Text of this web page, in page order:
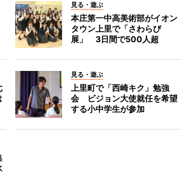
見る・遊ぶ
本庄第一中高美術部がイオン
タウン上里で「さわらび
展」 3日間で500人超
見る・遊ぶ
上里町で「西崎キク」勉強
会 ビジョン大使就任を希望
する小中学生が参加